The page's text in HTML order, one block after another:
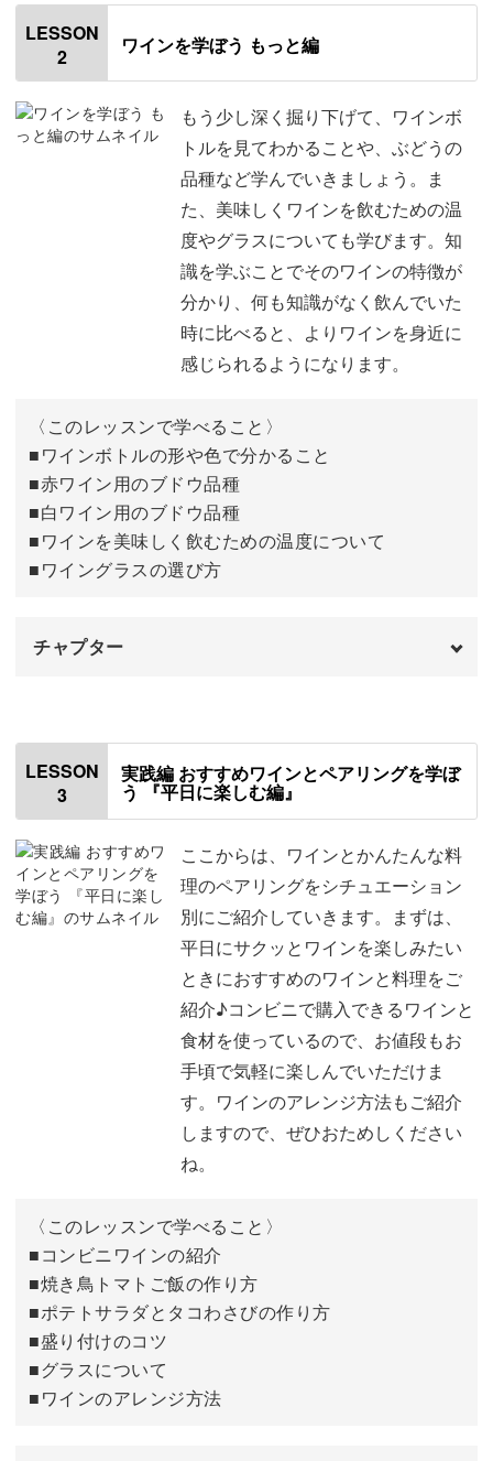
ワインをさらに美味しく・楽しくしてくれるのが「ペアリ
ング」です。
ペアリングとは、相性の良いワインと料理の組み合わせの
お互いが風味や味わいを引き立て合うことで、さらに美味
しく感じられ、広く深いワインの世界の扉が開きます。
どんなワインとお料理をペアリングすれば良いのか、講座
・『ウィークデイに楽しむ編』
・『ウィークエンドに楽しむ編』
・『ホームパーティー編』
・『誕生日ディナー編』
別な日まで、あなたの暮らしをもっと豊かにしてくれるで
はじめに
ワインについて
ワインの歴史 02:52
03:41
04:49
ワインのラベルを読んでみよう 07:40
ワインボトルを開けるには 10:07
ワインの保管方法
LESSON
2
ワインを学ぼう もっと編
もう少し深く掘り下げて、ワインボ
トルを見てわかることや、ぶどうの
品種など学んでいきましょう。ま
た、美味しくワインを飲むための温
度やグラスについても学びます。知
識を学ぶことでそのワインの特徴が
分かり、何も知識がなく飲んでいた
時に比べると、よりワインを身近に
感じられるようになります。
〈このレッスンで学べること〉
■ワインボトルの形や色で分かること
■赤ワイン用のブドウ品種
■白ワイン用のブドウ品種
■ワインを美味しく飲むための温度について
■ワイングラスの選び方
チャプター
はじめに
ワインボトルの形
ブドウの品種 03:13
美味しく飲むための温度 08:28
ワイングラスの選び方 10:38
11:57
LESSON
3
実践編 おすすめワインとペアリングを学ぼ
う 『平日に楽しむ編』
ここからは、ワインとかんたんな料
理のペアリングをシチュエーション
別にご紹介していきます。まずは、
平日にサクッとワインを楽しみたい
ときにおすすめのワインと料理をご
紹介♪コンビニで購入できるワインと
食材を使っているので、お値段もお
手頃で気軽に楽しんでいただけま
す。ワインのアレンジ方法もご紹介
しますので、ぜひおためしください
ね。
〈このレッスンで学べること〉
■コンビニワインの紹介
■焼き鳥トマトご飯の作り方
■ポテトサラダとタコわさびの作り方
■盛り付けのコツ
■グラスについて
■ワインのアレンジ方法